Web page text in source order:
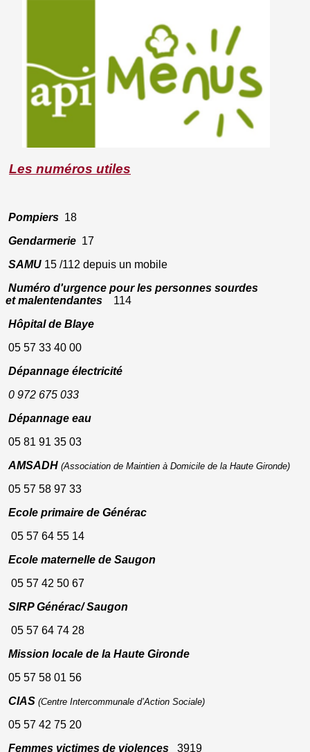
Les numéros utiles
Pompiers 18
Gendarmerie 17
SAMU 15 /112 depuis un mobile
Numéro d'urgence pour les personnes sourdes
etmalentendantes
114
Hôpital de Blaye
05 57 33 40 00
Dépannage électricité
0 972 675 033
Dépannage eau
05 81 91 35 03
AMSADH (Association de Maintien à Domicile de la Haute Gironde)
05 57 58 97 33
Ecole primaire de Générac
05 57 64 55 14
Ecole maternelle de Saugon
05 57 42 50 67
SIRP Générac/ Saugon
05 57 64 74 28
Mission locale de la Haute Gironde
05 57 58 01 56
CIAS (Centre Intercommunale d’Action Sociale)
05 57 42 75 20
Femmes victimes de violences 3919